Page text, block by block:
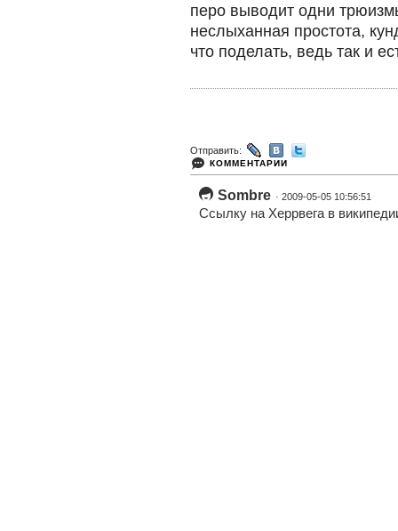
перо выводит одни
неслыханная простота,
что поделать, ведь так и
Отправить:
КОММЕНТАРИИ
Sombre · 2009-05-05 10:56:51
Ссылку на Херрвега в